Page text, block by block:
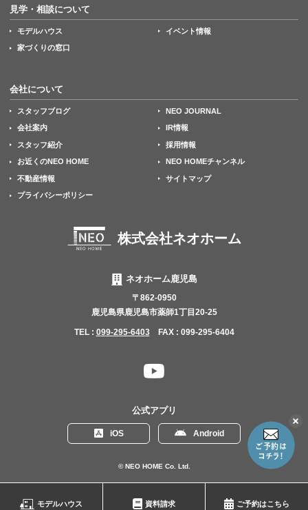
こ
ク
モデルハウス 資料請求 ご予約はこちら
見学・相談について
モデルハウス イベント情報
家づくりの窓口
会社について
スタッフブログ NEO JOURNAL
会社案内 IR情報
スタッフ紹介 採用情報
お近くのNEO HOME NEO HOMEチャンネル
不動産情報 サイトマップ
プライバシーポリシー
株式会社ネオホーム
ネオホーム鹿児島
〒862-0950
鹿児島県鹿児島市薬師1丁目20-25
TEL : 099-295-6403 FAX : 099-295-6404
ン
ネ
ル
公式アプリ
iOS Android
© NEO HOME Co. Ltd.